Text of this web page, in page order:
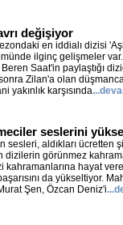
değişiyor
en iddialı dizisi
ilginç gelişmeler
Beren Saat'in paylaştığı
Zilan'a olan
yakınlık karşısında
seslerini
sesleri, aldıkları ücretten
dizilerin görünmez
kahramanlarına hayat
da yükseltiyor.
Şen, Özcan Deniz'i